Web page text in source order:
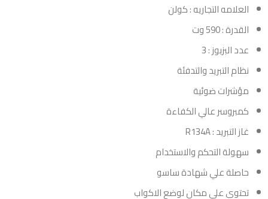
العلامه التجاريه : كولن
القدرة : 590 وت
عدد البزبوز : 3
نظام التبريد والتدفئة
مؤشرات ضوئية
كمبروسر عالي الكفاءة
غاز التبريد : R134A
سهولة التحكم والاستخدام
حاصلة علي شهادة ساسو
تحتوي علي مكان لوضع الاكواب